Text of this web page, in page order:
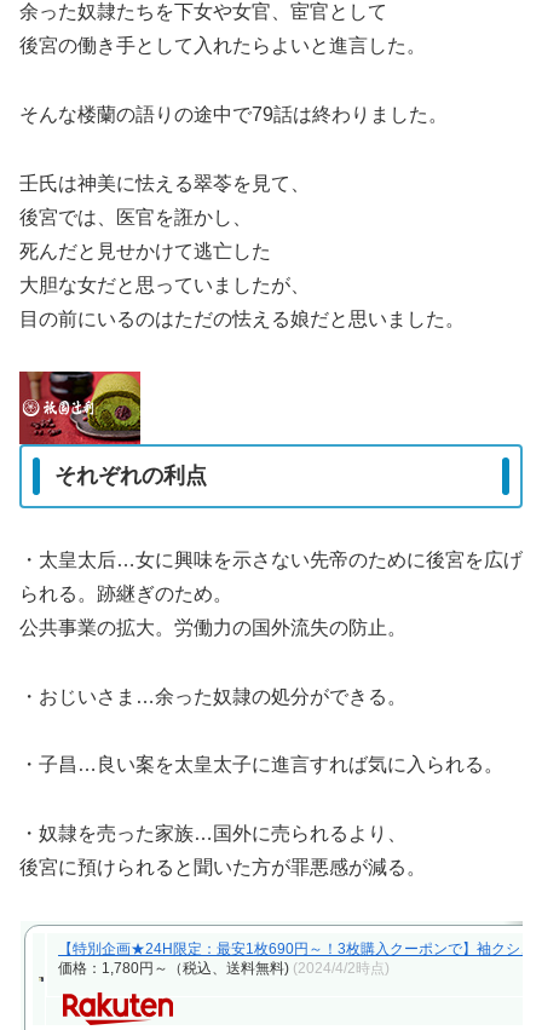
余った奴隷たちを下女や女官、宦官として
後宮の働き手として入れたらよいと進言した。
そんな楼蘭の語りの途中で79話は終わりました。
壬氏は神美に怯える翠苓を見て、
後宮では、医官を誑かし、
死んだと見せかけて逃亡した
大胆な女だと思っていましたが、
目の前にいるのはただの怯える娘だと思いました。
それぞれの利点
・太皇太后…女に興味を示さない先帝のために後宮を広げ
られる。跡継ぎのため。
公共事業の拡大。労働力の国外流失の防止。
・おじいさま…余った奴隷の処分ができる。
・子昌…良い案を太皇太子に進言すれば気に入られる。
・奴隷を売った家族…国外に売られるより、
後宮に預けられると聞いた方が罪悪感が減る。
【特別企画★24H限定：最安1枚690円～！3枚購入クーポンで】袖クシ
価格：1,780円～（税込、送料無料) (2024/4/2時点)